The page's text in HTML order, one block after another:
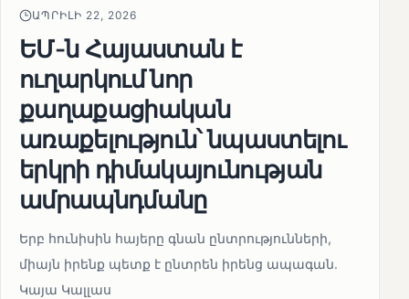
ԱՊՐԻԼԻ 22, 2026
ԵՄ-ն Հայաստան է
ուղարկում նոր
քաղաքացիական
առաքելություն՝ նպաստելու
երկրի դիմակայունության
ամրապնդմանը
Երբ հունիսին հայերը գնան ընտրությունների,
միայն իրենք պետք է ընտրեն իրենց ապագան.
Կայա Կալլաս